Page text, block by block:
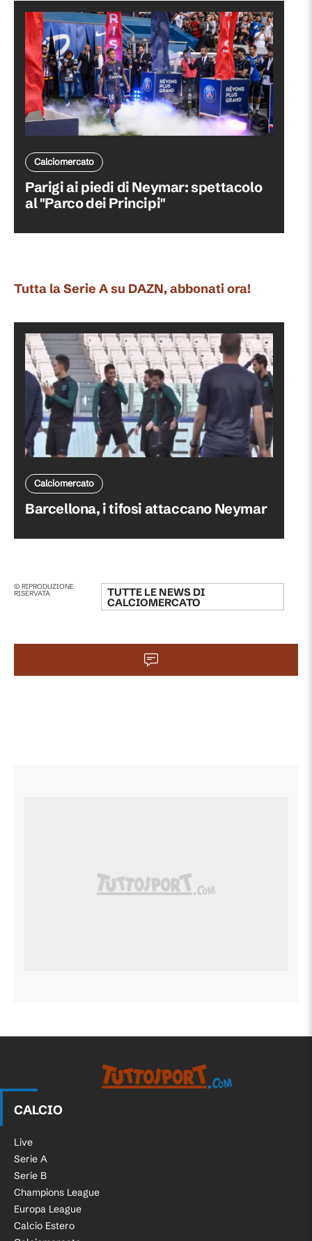
Calciomercato
Parigi ai piedi di Neymar: spettacolo
al "Parco dei Principi"
Tutta la Serie A su DAZN, abbonati ora!
Calciomercato
Barcellona, i tifosi attaccano Neymar
© RIPRODUZIONE
RISERVATA TUTTE LE NEWS DI
CALCIOMERCATO
CALCIO
Live
Serie A
Serie B
Champions League
Europa League
Calcio Estero